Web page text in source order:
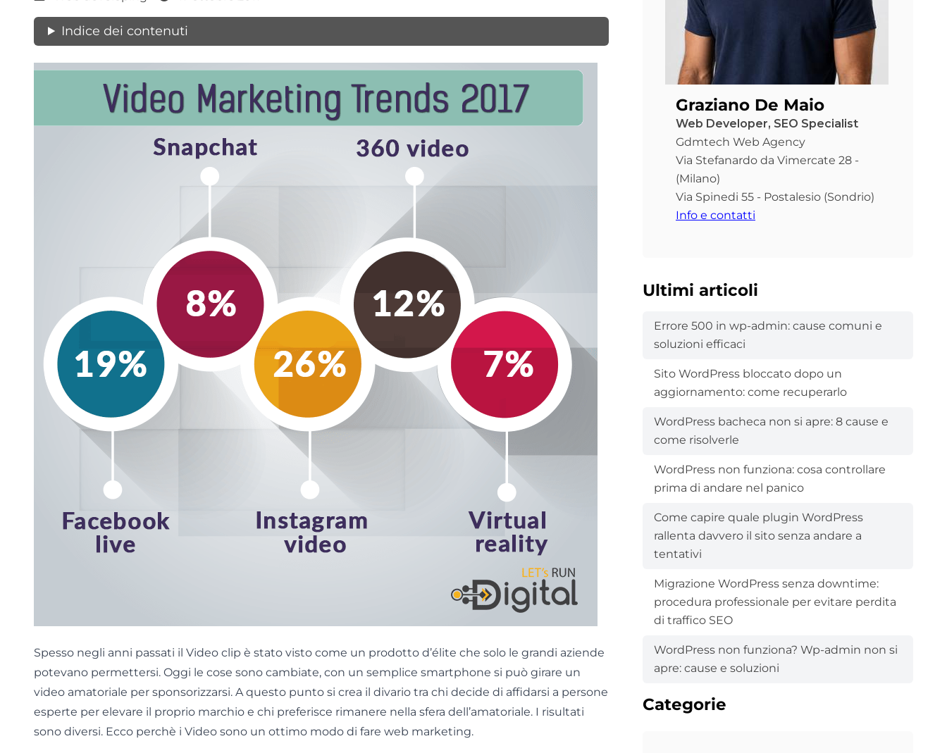
Indice dei contenuti
Spesso negli anni passati il Video clip è stato visto come un prodotto d’élite che solo le grandi aziende
potevano permettersi. Oggi le cose sono cambiate, con un semplice smartphone si può girare un
video amatoriale per sponsorizzarsi. A questo punto si crea il divario tra chi decide di affidarsi a persone
esperte per elevare il proprio marchio e chi preferisce rimanere nella sfera dell’amatoriale. I risultati
sono diversi. Ecco perchè i Video sono un ottimo modo di fare web marketing.
Graziano De Maio
Web Developer, SEO Specialist
Gdmtech Web Agency
Via Stefanardo da Vimercate 28 -
(Milano)
Via Spinedi 55 - Postalesio (Sondrio)
Info e contatti
Ultimi articoli
Errore 500 in wp-admin: cause comuni e
soluzioni efficaci
Sito WordPress bloccato dopo un
aggiornamento: come recuperarlo
WordPress bacheca non si apre: 8 cause e
come risolverle
WordPress non funziona: cosa controllare
prima di andare nel panico
Come capire quale plugin WordPress
rallenta davvero il sito senza andare a
tentativi
Migrazione WordPress senza downtime:
procedura professionale per evitare perdita
di traffico SEO
WordPress non funziona? Wp-admin non si
apre: cause e soluzioni
Categorie